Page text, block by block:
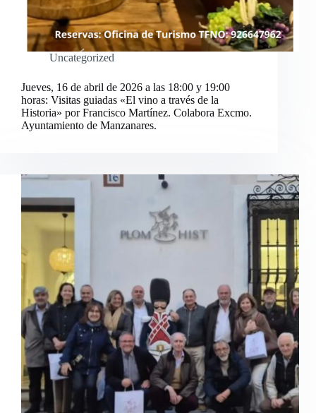
Uncategorized
Jueves, 16 de abril de 2026 a las 18:00 y 19:00
horas: Visitas guiadas «El vino a través de la
Historia» por Francisco Martínez. Colabora Excmo.
Ayuntamiento de Manzanares.